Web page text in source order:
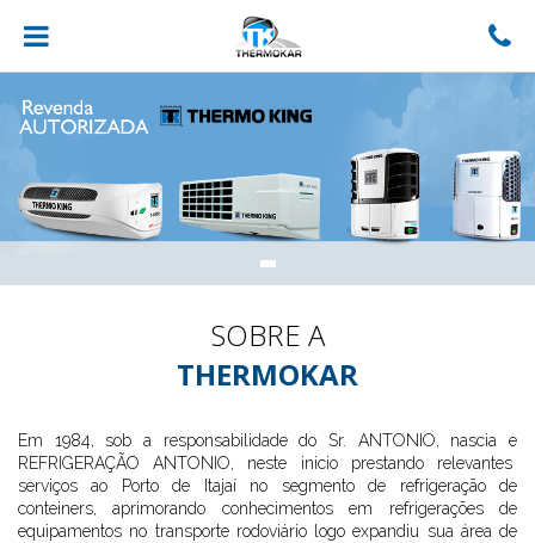
SOBRE A
THERMOKAR
Em 1984, sob a responsabilidade do Sr. ANTONIO, nascia e
REFRIGERAÇÃO ANTONIO, neste inicio prestando relevantes
serviços ao Porto de Itajaí no segmento de refrigeração de
conteiners, aprimorando conhecimentos em refrigerações de
equipamentos no transporte rodoviário logo expandiu sua área de